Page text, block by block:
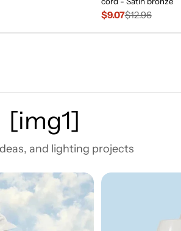
Sale
price
$9.07
Regular
price
$12.96
[img1]
and lighting projects